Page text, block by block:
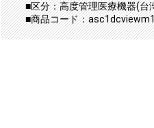
■区分：高度管理医療機器(台
■商品コード：